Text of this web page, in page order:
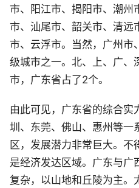
市、阳江市、揭阳市、潮州
市、汕尾市、韶关市、清远
市、云浮市。当然，广州市
级城市之一。北、上、广、
市，广东省占了2个。
由此可见，广东省的综合实
圳、东莞、佛山、惠州等一
区，发展潜力非常巨大。
是经济发达区域。广东与广
复杂，以山地和丘陵为主。